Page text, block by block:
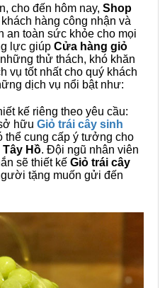
cho đến hôm nay, Shop
hàng công nhận và
an toàn sức khỏe cho mọi
lực giúp Cửa hàng giỏ
thử thách, khó khăn
vụ tốt nhất cho quý khách
dịch vụ nổi bật như:
kế riêng theo yêu cầu:
hữu Giỏ trái cây sinh
thể cung cấp ý tưởng cho
Hồ. Đội ngũ nhân viên
sẽ thiết kế Giỏ trái cây
tặng muốn gửi đến